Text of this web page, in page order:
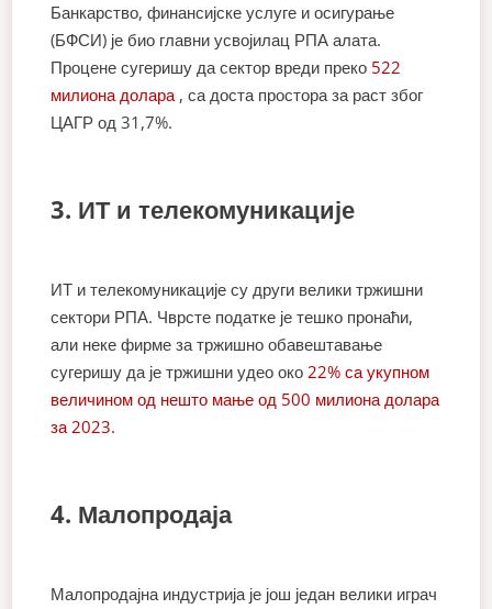
Банкарство, финансијске услуге и осигурање
(БФСИ) је био главни усвојилац РПА алата.
Процене сугеришу да сектор вреди преко 522
милиона долара, са доста простора за раст због
ЦАГР од 31,7%.
3. ИТ и телекомуникације
ИТ и телекомуникације су други велики тржишни
сектори РПА. Чврсте податке је тешко пронаћи,
али неке фирме за тржишно обавештавање
сугеришу да је тржишни удео око22% са укупном
величином од нешто мање од 500 милиона долара
за 2023.
4. Малопродаја
Малопродајна индустрија је још један велики играч